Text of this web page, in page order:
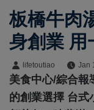
板橋牛肉
身創業 用
lifetoutiao Jan
美食中心/綜合報
的創業選擇 台式